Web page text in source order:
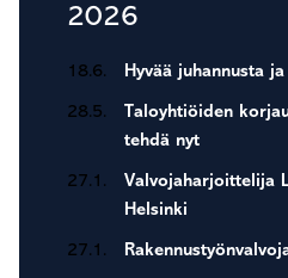
Ensisijainen
sivupalkki
2026
18.6. Hyvää juhannusta
28.5.
Taloyhtiöiden
tehdä nyt
27.1.
Valvojaharjoittelija
Helsinki
27.1.